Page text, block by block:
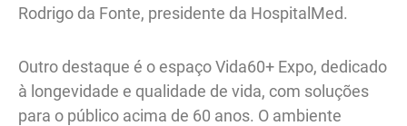
Rodrigo da Fonte, presidente da HospitalMed.
Outro destaque é o espaço Vida60+ Expo, dedicado
à longevidade e qualidade de vida, com soluções
para o público acima de 60 anos. O ambiente